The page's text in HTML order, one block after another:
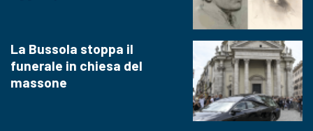
La Bussola stoppa il
funerale in chiesa del
massone